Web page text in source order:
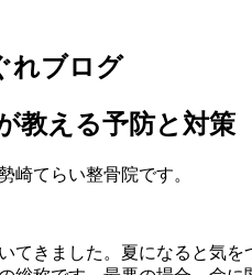
教える予防と対策
崎てらい整骨院です。
てきました。夏になると気を